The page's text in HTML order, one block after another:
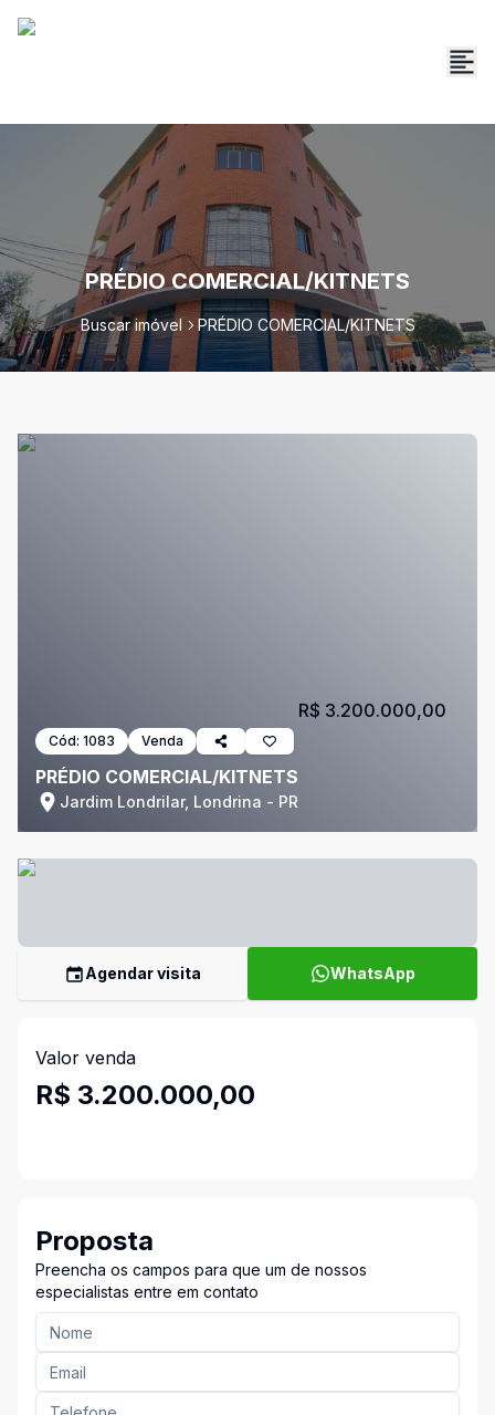
PRÉDIO COMERCIAL/KITNETS
Buscar imóvel PRÉDIO COMERCIAL/KITNETS
Cód: 1083 Venda
PRÉDIO COMERCIAL/KITNETS
Jardim Londrilar, Londrina - PR
R$ 3.200.000,00
Agendar visita WhatsApp
Valor venda
R$ 3.200.000,00
Proposta
Preencha os campos para que um de nossos
especialistas entre em contato